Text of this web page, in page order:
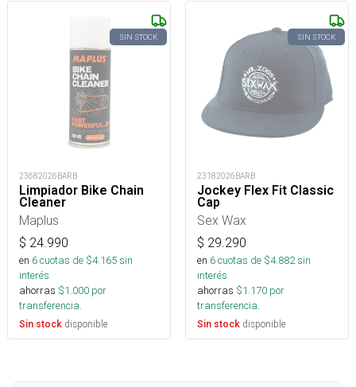
SIN STOCK
23682026BARB
Limpiador Bike Chain
Cleaner
Maplus
$ 24.990
en 6cuotas de $4.165sin
interés
ahorras $1.000 por
transferencia.
Sin stock disponible
SIN STOCK
23182026BARB
Jockey Flex Fit Classic
Cap
Sex Wax
$ 29.290
en 6cuotas de $4.882sin
interés
ahorras $1.170 por
transferencia.
Sin stock disponible